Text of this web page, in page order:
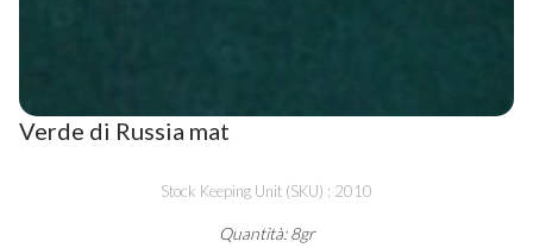
Verde di Russia mat
Stock Keeping Unit (SKU) : 2010
Quantità: 8gr